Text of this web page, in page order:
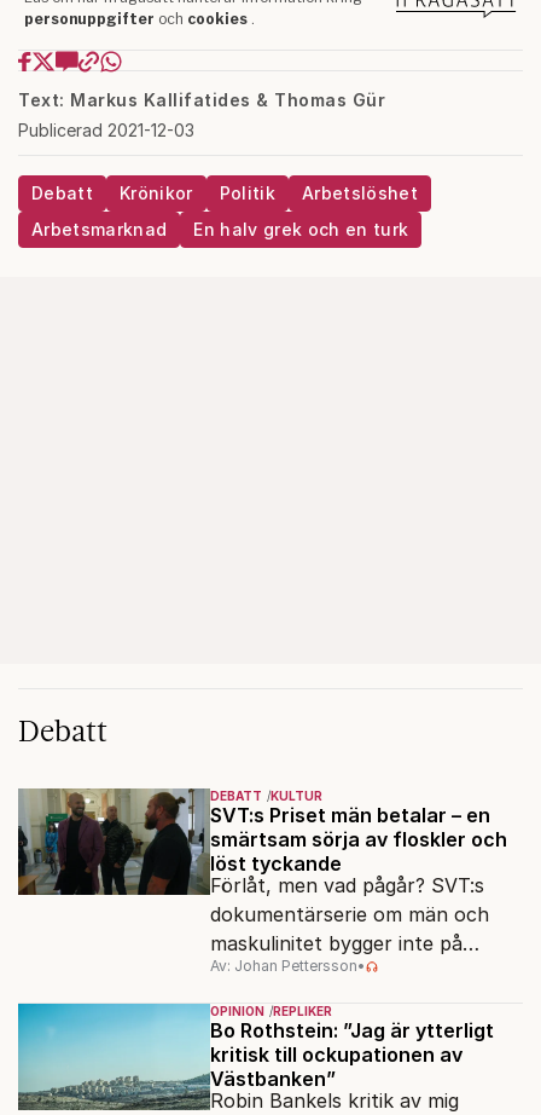
Text: Markus Kallifatides & Thomas Gür
Publicerad 2021-12-03
Debatt Krönikor Politik
Arbetslöshet
Arbetsmarknad
En halv grek och en turk
Debatt
DEBATT KULTUR
SVT:s Priset män betalar – en
smärtsam sörja av floskler och
löst tyckande
Förlåt, men vad pågår? SVT:s
dokumentärserie om män och
maskulinitet bygger inte på
kunskap och forskning. "Män ska
vara män"-idén får dödliga
följder.
Av: Johan Pettersson•
OPINION REPLIKER
Bo Rothstein: ”Jag är ytterligt
kritisk till ockupationen av
Västbanken”
Robin Bankels kritik av mig